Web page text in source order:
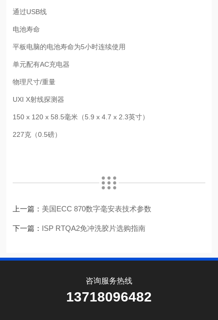
通过USB线
电池寿命
平板电脑的电池寿命为5小时连续使用
单元配有AC充电器
物理尺寸/重量
UXI X射线探测器
150 x 120 x 58.5毫米（5.9 x 4.7 x 2.3英寸）
227克（0.5磅）
上一篇： 美国ECC 870数字毫安表技术参数
下一篇： ISP RTQA2免冲洗胶片选购指南
咨询服务热线
13718096482